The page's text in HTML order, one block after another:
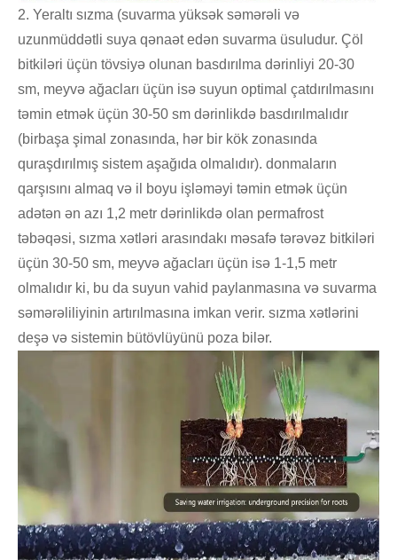
2. Yeraltı sızma (suvarma yüksək səmərəli və
uzunmüddətli suya qənaət edən suvarma üsuludur. Çöl
bitkiləri üçün tövsiyə olunan basdırılma dərinliyi 20-30
sm, meyvə ağacları üçün isə suyun optimal çatdırılmasını
təmin etmək üçün 30-50 sm dərinlikdə basdırılmalıdır
(birbaşa şimal zonasında, hər bir kök zonasında
quraşdırılmış sistem aşağıda olmalıdır). donmaların
qarşısını almaq və il boyu işləməyi təmin etmək üçün
adətən ən azı 1,2 metr dərinlikdə olan permafrost
təbəqəsi, sızma xətləri arasındakı məsafə tərəvəz bitkiləri
üçün 30-50 sm, meyvə ağacları üçün isə 1-1,5 metr
olmalıdır ki, bu da suyun vahid paylanmasına və suvarma
səmərəliliyinin artırılmasına imkan verir. sızma xətlərini
deşə və sistemin bütövlüyünü poza bilər.